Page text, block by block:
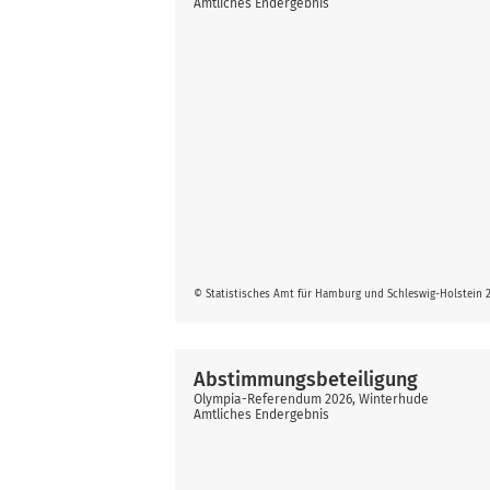
© Statistisches Amt für Hamburg und Schleswig-Holstein
Amtliches Endergebnis
Abstimmungsbeteiligung
Olympia-Referendum 2026, Winterhude
Amtliches Endergebnis